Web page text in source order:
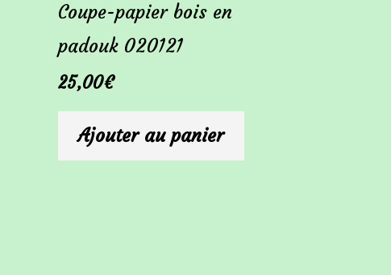
Coupe-papier bois en
padouk 020121
25,00€
Ajouter au panier